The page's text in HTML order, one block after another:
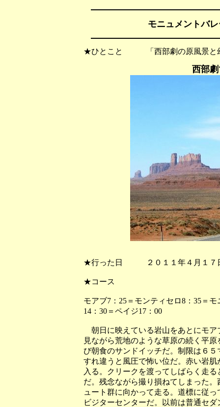
モニュメントバ
★ひとこと 「西部劇の原風景と幻
西部
★行った日 ２０１１年４月
★コース
モアブ7：25＝モンティセロ8：35＝
14：30＝ペイジ17：00
朝日に映えている岩山をあとにモア
見ながら荒地のような草原の続く平
び朝食のサンドイッチだ。制限は６
すれ違うと風圧で怖い位だ。赤い岩
入る。クリークを渡ってしばらく走
だ。残念ながら撮り損ねてしまった
ュート群に向かって走る。道標に従
ビジターセンターだ。以前は普通セ